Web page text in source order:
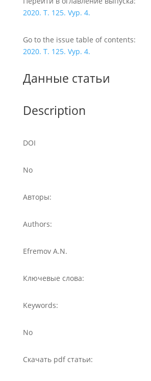
2020. T. 125. Vyp. 4.
Go to the issue table of contents:
2020. T. 125. Vyp. 4.
Данные статьи
Description
DOI
No
Авторы:
Authors:
Efremov A.N.
Ключевые слова:
Keywords:
No
Скачать pdf статьи: